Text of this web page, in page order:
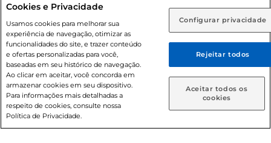
Rio de Janeiro (RJ) Goiás (GO)
Ou
Caso queira comprar online, informe como deseja receber
suas compras:
Entrega em casa Retire em Loja
prévio. O valor mínimo para as compras on-line é de R$
80,00.
© 2026 Copyright. Todos os direitos
reservados Prezunic.
Cookies e Privacidade
Usamos cookies para melhorar sua
experiência de navegação, otimizar as
funcionalidades do site, e trazer conteúdo
e ofertas personalizadas para você,
baseadas em seu histórico de navegação.
Ao clicar em aceitar, você concorda em
armazenar cookies em seu dispositivo.
Para informações mais detalhadas a
respeito de cookies, consulte nossa
Política de Privacidade.
Configurar privacidade
Rejeitar todos
Aceitar todos os
cookies